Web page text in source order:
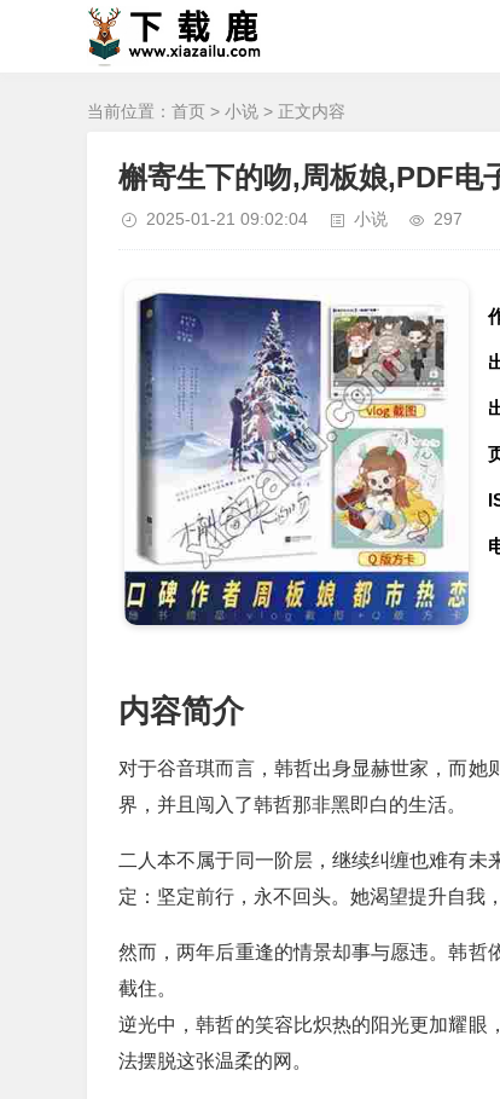
当前位置： 首页 > 小说 > 正文内容
槲寄生下的吻,周板娘,PDF电
2025-01-21 09:02:04 小说 297
内容简介
对于谷音琪而言，韩哲出身显赫世家，而
界，并且闯入了韩哲那非黑即白的生活。
二人本不属于同一阶层，继续纠缠也难有未
定：坚定前行，永不回头。她渴望提升自我
然而，两年后重逢的情景却事与愿违。韩哲
截住。
逆光中，韩哲的笑容比炽热的阳光更加耀眼
法摆脱这张温柔的网。